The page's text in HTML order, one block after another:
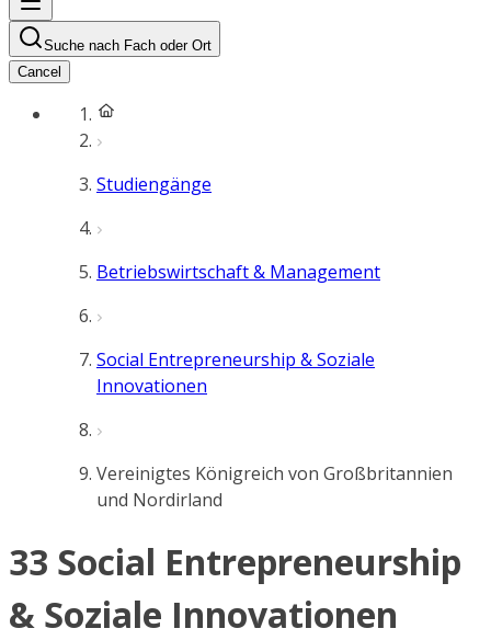
Suche nach Fach oder Ort
Cancel
Studiengänge
Betriebswirtschaft & Management
Social Entrepreneurship & Soziale
Innovationen
Vereinigtes Königreich von Großbritannien
und Nordirland
33 Social Entrepreneurship
& Soziale Innovationen